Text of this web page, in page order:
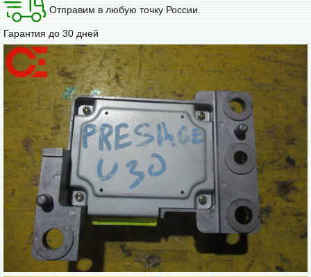
Отправим в любую точку России.
Гарантия до 30 дней